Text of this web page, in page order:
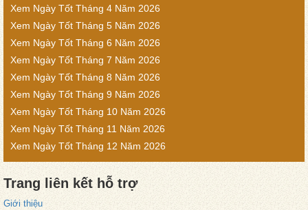
Xem Ngày Tốt Tháng 4 Năm 2026
Xem Ngày Tốt Tháng 5 Năm 2026
Xem Ngày Tốt Tháng 6 Năm 2026
Xem Ngày Tốt Tháng 7 Năm 2026
Xem Ngày Tốt Tháng 8 Năm 2026
Xem Ngày Tốt Tháng 9 Năm 2026
Xem Ngày Tốt Tháng 10 Năm 2026
Xem Ngày Tốt Tháng 11 Năm 2026
Xem Ngày Tốt Tháng 12 Năm 2026
Trang liên kết hỗ trợ
Giới thiệu